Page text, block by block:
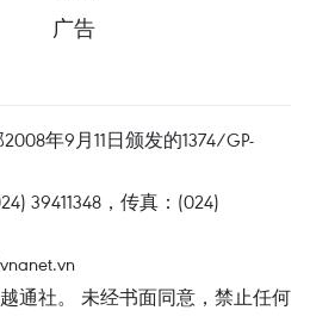
广告
年9月11日颁发的1374/GP-
39411348，传真：(024)
通社。 未经书面同意，禁止任何